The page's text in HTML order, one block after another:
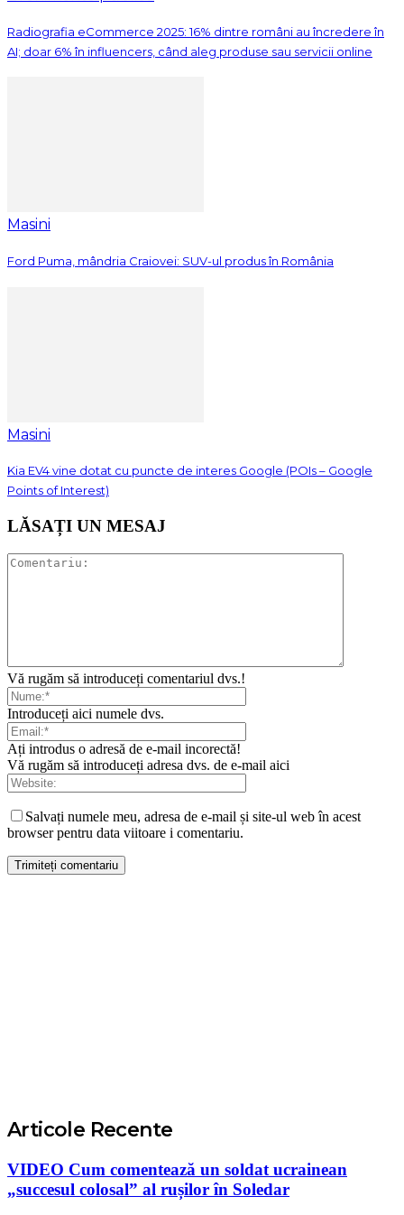
Radiografia eCommerce 2025: 16% dintre români au încredere în
AI; doar 6% în influencers, când aleg produse sau servicii online
Masini
Ford Puma, mândria Craiovei: SUV-ul produs în România
Masini
Kia EV4 vine dotat cu puncte de interes Google (POIs – Google
Points of Interest)
LĂSAȚI UN MESAJ
Vă rugăm să introduceți comentariul dvs.!
Introduceți aici numele dvs.
Ați introdus o adresă de e-mail incorectă!
Vă rugăm să introduceți adresa dvs. de e-mail aici
Salvați numele meu, adresa de e-mail și site-ul web în acest
browser pentru data viitoare i comentariu.
Articole Recente
VIDEO Cum comentează un soldat ucrainean
„succesul colosal” al rușilor în Soledar